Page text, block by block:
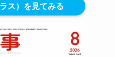
ス）を見てみる